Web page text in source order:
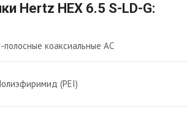
Hertz HEX 6.5 S-LD-G:
полосные коаксиальные АС
(PEI)